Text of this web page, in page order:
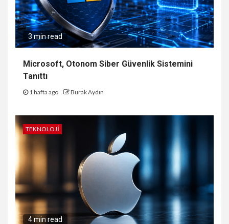
3 min read
Microsoft, Otonom Siber Güvenlik Sistemini
Tanıttı
1 hafta ago Burak Aydın
TEKNOLOJI
4 min read